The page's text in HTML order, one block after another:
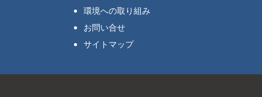
環境への取り組み
お問い合せ
サイトマップ